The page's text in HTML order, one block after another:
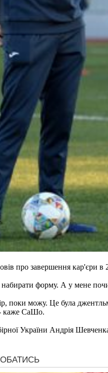
про завершення кар'єри в
набирати форму. А у мене
поки можу. Це була
- каже СаШо.
України Андрія